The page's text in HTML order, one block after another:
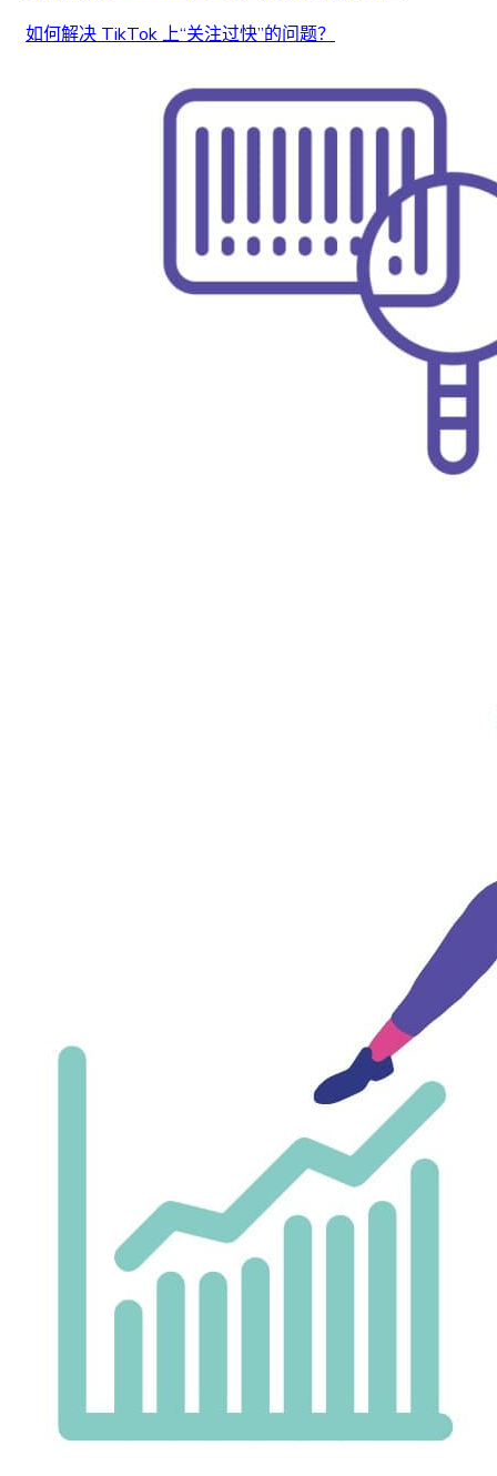
如何解决 TikTok 上“关注过快”的问题？